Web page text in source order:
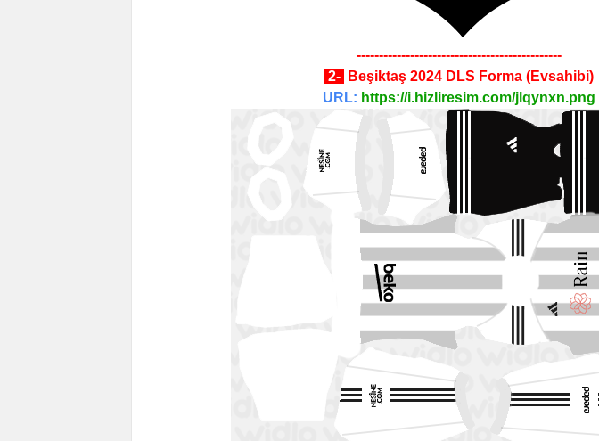
----------------------------------------------
2-
Beşiktaş 2024 DLS Forma (Evsahibi)
URL: https://i.hizliresim.com/jlqynxn.png